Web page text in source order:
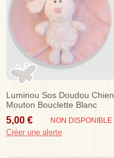
Luminou Sos Doudou Chien
Mouton Bouclette Blanc
Rose Jemini
5,00 € NON DISPONIBLE
Créer une alerte